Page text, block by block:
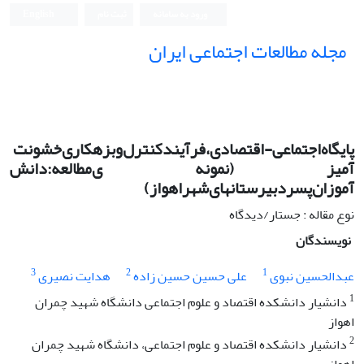
مجله مطالعات اجتماعی ایران
پایگاه‌اجتماعی-اقتصادی،‌فرآیند‌کنترل‌و‌بزهکاری‌خشونت
آمیز‌‌ (نمونه ی‌مطالعه‌:دانش
آموزان‌پسر‌دبیرستانهای‌شهر‌اهواز)‌
نوع مقاله : جستار/دیدگاه
نویسندگان
عبدالحسین نبوی1 علی حسین حسین زاده2 هدایت نصیری3
1 دانشیار دانشکده اقتصاد و علوم اجتماعی دانشگاه شهید چمران
اهواز
2دانشیار دانشکده اقتصاد و علوم اجتماعی، دانشگاه شهید چمران